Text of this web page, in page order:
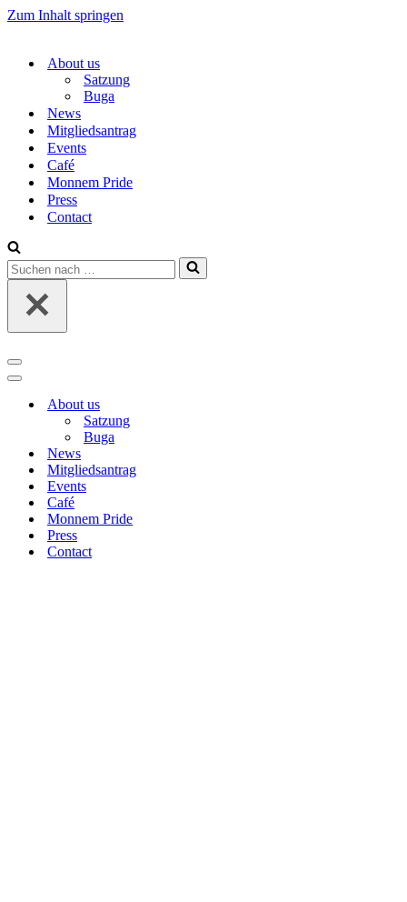
Zum Inhalt springen
About us
Satzung
Buga
News
Mitgliedsantrag
Events
Café
Monnem Pride
Press
Contact
Suchen
nach …
Navigations-
Menü
Navigations-
About us
Satzung
Buga
News
Mitgliedsantrag
Events
Café
Monnem Pride
Press
Contact